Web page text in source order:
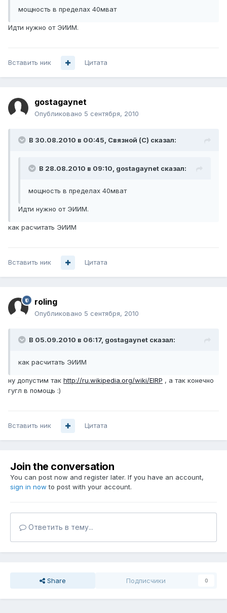
мощность в пределах 40мват
Идти нужно от ЭИИМ.
Вставить ник Цитата
gostagaynet
Опубликовано 5 сентября, 2010
В 30.08.2010 в 00:45, Связной (С) сказал:
В 28.08.2010 в 09:10, gostagaynet сказал:
мощность в пределах 40мват
Идти нужно от ЭИИМ.
как расчитать ЭИИМ
Вставить ник Цитата
roling
Опубликовано 5 сентября, 2010
В 05.09.2010 в 06:17, gostagaynet сказал:
как расчитать ЭИИМ
ну допустим так http://ru.wikipedia.org/wiki/EIRP , а так конечно
гугл в помощь :)
Вставить ник Цитата
Join the conversation
You can post now and register later. If you have an account,
sign in now to post with your account.
Ответить в тему...
Share Подписчики 0